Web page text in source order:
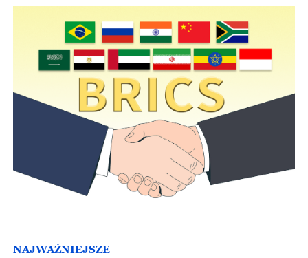
NAJWAŻNIEJSZE